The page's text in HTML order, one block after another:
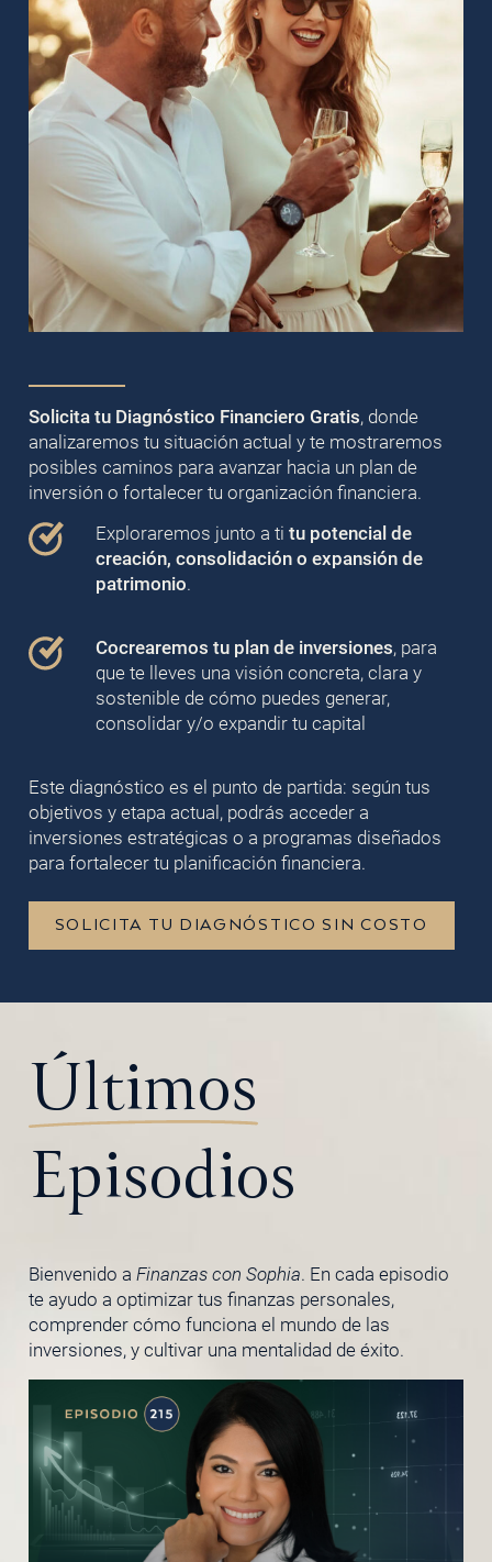
Solicita tu Diagnóstico Financiero Gratis, donde
analizaremos tu situación actual y te mostraremos
posibles caminos para avanzar hacia un plan de
inversión o fortalecer tu organización financiera.
Exploraremos junto a ti tu potencial de
creación, consolidación o expansión de
patrimonio.
Cocrearemos tu plan de inversiones, para
que te lleves una visión concreta, clara y
sostenible de cómo puedes generar,
consolidar y/o expandir tu capital
Este diagnóstico es el punto de partida: según tus
objetivos y etapa actual, podrás acceder a
inversiones estratégicas o a programas diseñados
para fortalecer tu planificación financiera.
SOLICITA TU DIAGNÓSTICO SIN COSTO
Últimos
Episodios
Bienvenido a Finanzas con Sophia. En cada episodio
te ayudo a optimizar tus finanzas personales,
comprender cómo funciona el mundo de las
inversiones, y cultivar una mentalidad de éxito.